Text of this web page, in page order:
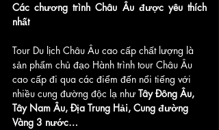
Các chương trình Châu Âu được yêu thích
nhất
Tour Du lịch Châu Âu cao cấp chất lượng là
sản phẩm chủ đạo Hành trình tour Châu Âu
cao cấp đi qua các điểm đến nổi tiếng với
nhiều cung đường độc lạ như Tây Đông Âu,
Tây Nam Âu, Địa Trung Hải, Cung đường
Vàng 3 nước…